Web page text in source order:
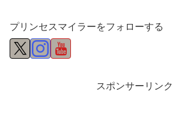
プリンセスマイラーをフォローする
スポンサーリンク